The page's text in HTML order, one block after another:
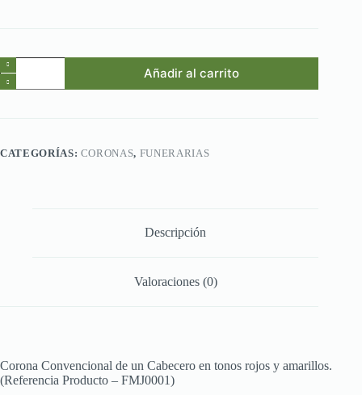
Ref.FMJ0001.Corona
Convencional
de
rojos
Añadir al carrito
CATEGORÍAS: CORONAS, FUNERARIAS
Descripción
Valoraciones (0)
Corona Convencional de un Cabecero en tonos rojos y amarillos.
(Referencia Producto – FMJ0001)